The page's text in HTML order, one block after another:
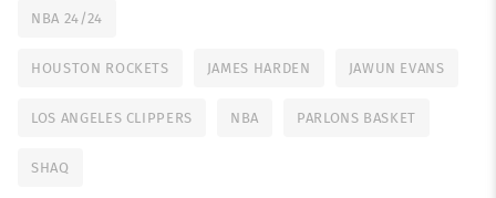
NBA 24/24
HOUSTON ROCKETS JAMES HARDEN JAWUN EVANS
LOS ANGELES CLIPPERS NBA PARLONS BASKET
SHAQ